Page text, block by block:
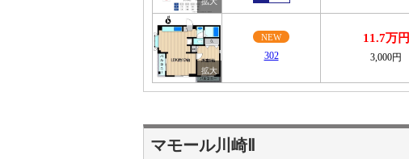
NEW
302
11.7万円
3,000円
マモール川崎Ⅱ